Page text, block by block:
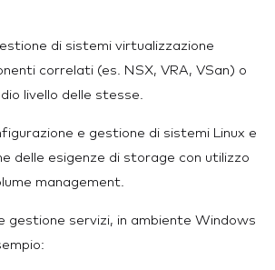
di sistemi virtualizzazione
correlati (es. NSX, VRA, VSan) o
livello delle stesse.
e gestione di sistemi Linux e
delle esigenze di storage con utilizzo
management.
gestione servizi, in ambiente Windows